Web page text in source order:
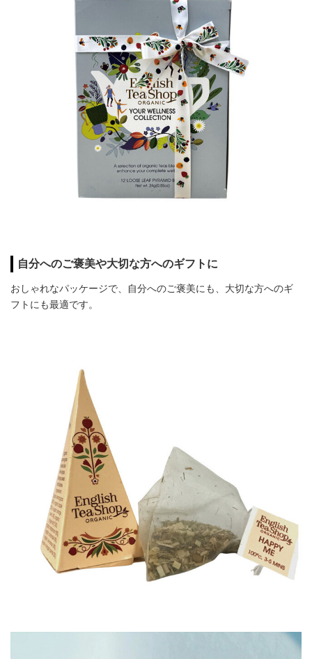
自分へのご褒美や大切な方へのギフトに
おしゃれなパッケージで、自分へのご褒美にも、大切な方へのギ
フトにも最適です。